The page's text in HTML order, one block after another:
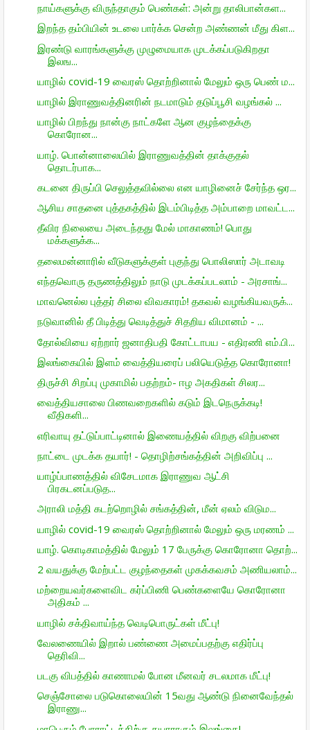
நாய்களுக்கு விருந்தாகும் பெண்கள்: அன்று தாலிபான்கள...
இறந்த தம்பியின் உடலை பார்க்க சென்ற அண்ணன் மீது கிள...
இரண்டு வாரங்களுக்கு முழுமையாக முடக்கப்படுகிறதா
இலங...
யாழில் covid-19 வைரஸ் தொற்றினால் மேலும் ஒரு பெண் ம...
யாழில் இராணுவத்தினரின் நடமாடும் தடுப்பூசி வழங்கல் ...
யாழில் பிறந்து நான்கு நாட்களே ஆன குழந்தைக்கு
கொரோன...
யாழ். பொன்னாலையில் இராணுவத்தின் தாக்குதல்
தொடர்பாக...
கடனை திருப்பி செலுத்தவில்லை என யாழினைச் சேர்ந்த ஒர...
ஆசிய சாதனை புத்தகத்தில் இடம்பிடித்த அம்பாறை மாவட்ட...
தீவிர நிலையை அடைந்தது மேல் மாகாணம்! பொது
மக்களுக்க...
தலைமன்னாரில் வீடுகளுக்குள் புகுந்து பொலிஸார் அடாவடி
எந்தவொரு தருணத்திலும் நாடு முடக்கப்படலாம் - அரசாங்...
மாவனெல்ல புத்தர் சிலை விவகாரம்! தகவல் வழங்கியவருக்...
நடுவானில் தீ பிடித்து வெடித்துச் சிதறிய விமானம் - ...
தோல்வியை ஏற்றார் ஜனாதிபதி கோட்டாபய - எதிரணி எம்.பி...
இலங்கையில் இளம் வைத்தியரைப் பலியெடுத்த கொரோனா!
திருச்சி சிறப்பு முகாமில் பதற்றம்- ஈழ அகதிகள் சிலர...
வைத்தியசாலை பிணவறைகளில் கடும் இடநெருக்கடி!
வீதிகளி...
எரிவாயு தட்டுப்பாட்டினால் இணையத்தில் விறகு விற்பனை
நாட்டை முடக்க தயார்! - தொழிற்சங்கத்தின் அறிவிப்பு ...
யாழ்ப்பாணத்தில் விசேடமாக இராணுவ ஆட்சி
பிரகடனப்படுத...
அராலி மத்தி கடற்றொழில் சங்கத்தின், மீன் ஏலம் விடும...
யாழில் covid-19 வைரஸ் தொற்றினால் மேலும் ஒரு மரணம் ...
யாழ். கொடிகாமத்தில் மேலும் 17 பேருக்கு கொரோனா தொற்...
2 வயதுக்கு மேற்பட்ட குழந்தைகள் முகக்கவசம் அணியலாம்...
மற்றையவர்களைவிட கர்ப்பிணி பெண்களையே கொரோனா
அதிகம் ...
யாழில் சக்திவாய்ந்த வெடிபொருட்கள் மீட்பு!
வேலணையில் இறால் பண்ணை அமைப்பதற்கு எதிர்ப்பு
தெரிவி...
படகு விபத்தில் காணாமல் போன மீனவர் சடலமாக மீட்பு!
செஞ்சோலை படுகொலையின் 15வது ஆண்டு நினைவேந்தல்
இராணு...